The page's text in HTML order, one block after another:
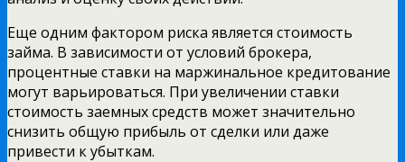
Еще одним фактором риска является стоимость
займа. В зависимости от условий брокера,
процентные ставки на маржинальное кредитование
могут варьироваться. При увеличении ставки
стоимость заемных средств может значительно
снизить общую прибыль от сделки или даже
привести к убыткам.